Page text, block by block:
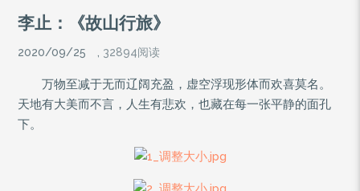
李止：《故山行旅》
2020/09/25 32894阅读
万物至减于无而辽阔充盈，虚空浮现形体而欢喜莫名。
天地有大美而不言，人生有悲欢，也藏在每一张平静的面孔
下。